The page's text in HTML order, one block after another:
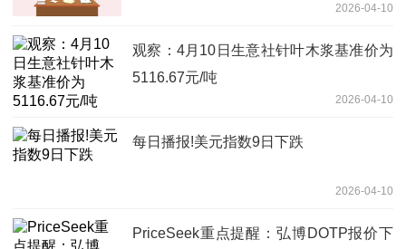
2026-04-10
观察：4月10日生意社针叶木浆基准价为
5116.67元/吨
2026-04-10
每日播报!美元指数9日下跌
2026-04-10
PriceSeek重点提醒：弘博DOTP报价下